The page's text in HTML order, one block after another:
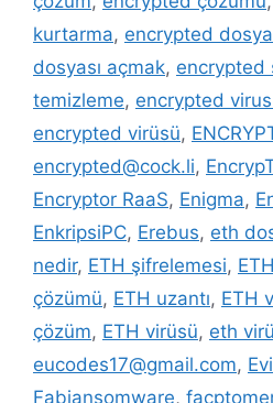
kurtarma, encrypted
dosyası açmak, encrypted
temizleme, encrypted
encrypted virüsü,
encrypted@cock.li,
Encryptor RaaS, Enigma,
EnkripsiPC, Erebus, eth
nedir, ETH şifrelemesi,
çözümü, ETH uzantı, ETH
çözüm, ETH virüsü, eth
eucodes17@gmail.com,
Fabiansomware,